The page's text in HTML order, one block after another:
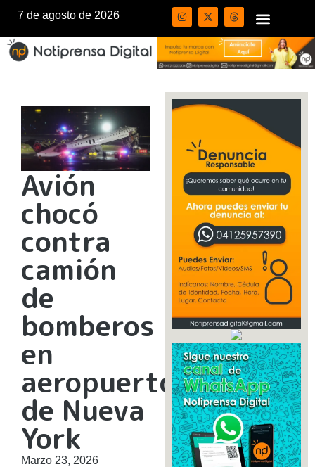
7 de agosto de 2026
Avión
chocó
contra
camión
de
bomberos
en
aeropuerto
de Nueva
York
Marzo 23, 2026